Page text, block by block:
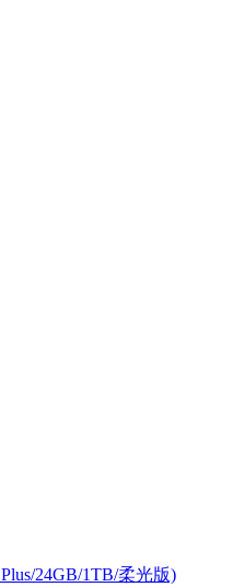
24GB/1TB/柔光版)